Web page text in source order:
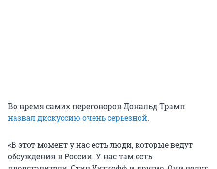
Во время самих переговоров Дональд Трамп
назвал дискуссию очень серьезной.
«В этот момент у нас есть люди, которые ведут
обсуждения в России. У нас там есть